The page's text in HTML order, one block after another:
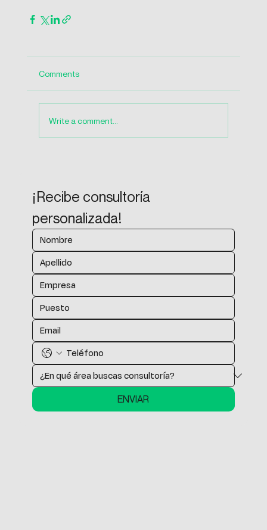
Comments
Write a comment...
¡Recibe consultoría
personalizada!
ENVIAR